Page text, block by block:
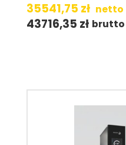
35541,75 zł netto
43716,35 zł brutto